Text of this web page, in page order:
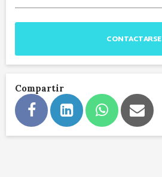
CONTACTARSE
Compartir